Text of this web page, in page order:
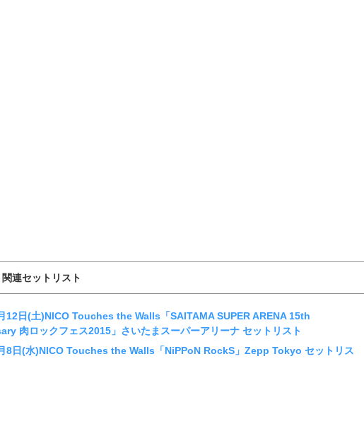
連セットリスト
12日(土)NICO Touches the Walls「SAITAMA SUPER ARENA 15th
肉ロックフェス2015」さいたまスーパーアリーナ セットリスト
8日(水)NICO Touches the Walls「NiPPoN RockS」Zepp Tokyo セットリス